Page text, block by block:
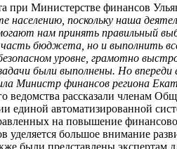
при Министерстве финансов
населению, поскольку наша
нам принять правильный
бюджета, но и выполнить
безопасном уровне, грамотно
были выполнены. Но
Министр финансов региона
ведомства рассказали членам
единой автоматизированной
на повышение
уделяется большое внимание
были представлены экспертам